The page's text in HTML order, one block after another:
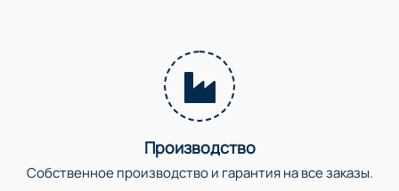
Производство
Собственное производство и гарантия на все заказы.